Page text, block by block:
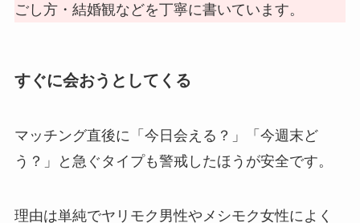
ごし方・結婚観などを丁寧に書いています。
すぐに会おうとしてくる
マッチング直後に「今日会える？」「今週末ど
う？」と急ぐタイプも警戒したほうが安全です。
理由は単純でヤリモク男性やメシモク女性によく